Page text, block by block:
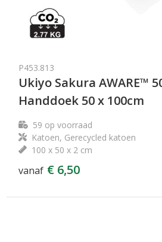
P453.813
Ukiyo Sakura AWARE™
Handdoek 50 x 100cm
59 op voorraad
Katoen, Gerecycled katoen
100 x 50 x 2 cm
vanaf € 6,50